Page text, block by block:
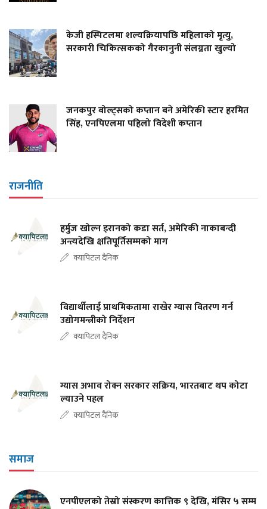
केजी हस्पिटलमा शल्यक्रियापछि महिलाको मृत्यु,
सरकारी चिकित्सकको गैरकानुनी संलग्नता खुल्यो
जनकपुर बोल्ट्सको कप्तान बने अमेरिकी स्टार हरमित
सिंह, एनपिएलमा पहिलो विदेशी कप्तान
राजनीति
हर्मुज खोल्न इरानको कडा सर्त, अमेरिकी नाकाबन्दी
अन्त्यदेखि क्षतिपूर्तिसम्मको माग
क्यापिटल दैनिक
विद्यार्थीलाई प्राथमिकतामा राखेर ग्यास वितरण गर्न
उद्योगमन्त्रीको निर्देशन
क्यापिटल दैनिक
ग्यास अभाव रोक्न सरकार सक्रिय, भारतबाट थप कोटा
ल्याउने पहल
क्यापिटल दैनिक
समाज
एनपीएलको तेस्रो संस्करण कात्तिक ९ देखि, मंसिर ५ सम्म